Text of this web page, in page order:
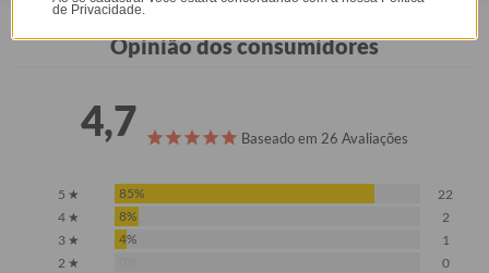
Opinião dos consumidores
4,7 Baseado em 26 Avaliações
5 ★ 85%
22
4 ★
8%
2
3 ★
4%
1
2 ★
0
de Privacidade.